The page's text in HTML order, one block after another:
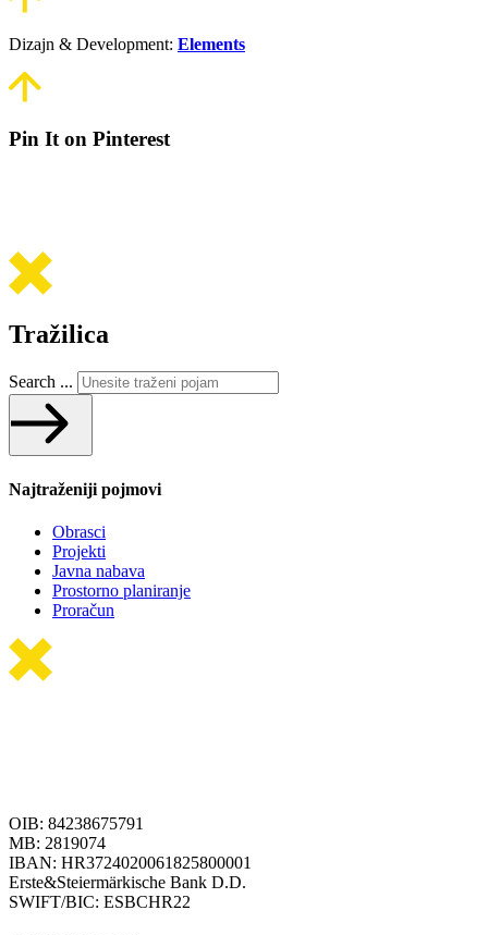
Dizajn & Development: Elements
Pin It on Pinterest
Tražilica
Search ...
Najtraženiji pojmovi
Obrasci
Projekti
Javna nabava
Prostorno planiranje
Proračun
OIB: 84238675791
MB: 2819074
IBAN: HR3724020061825800001
Erste&Steiermärkische Bank D.D.
SWIFT/BIC: ESBCHR22